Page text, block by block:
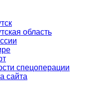
область
спецоперации
сайта